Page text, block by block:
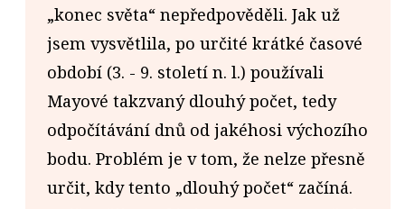
„konec světa“ nepředpověděli. Jak už
jsem vysvětlila, po určité krátké časové
období (3. - 9. století n. l.) používali
Mayové takzvaný dlouhý počet, tedy
odpočítávání dnů od jakéhosi výchozího
bodu. Problém je v tom, že nelze přesně
určit, kdy tento „dlouhý počet“ začíná.